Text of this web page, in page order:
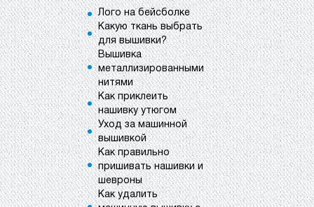
Лого на бейсболке
Какую ткань выбрать
для вышивки?
Вышивка
металлизированными
нитями
Как приклеить
нашивку утюгом
Уход за машинной
вышивкой
Как правильно
пришивать нашивки и
шевроны
Как удалить